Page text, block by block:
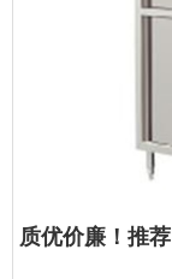
质优价廉！推